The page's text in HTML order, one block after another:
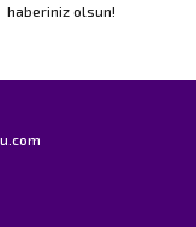
haberiniz olsun!